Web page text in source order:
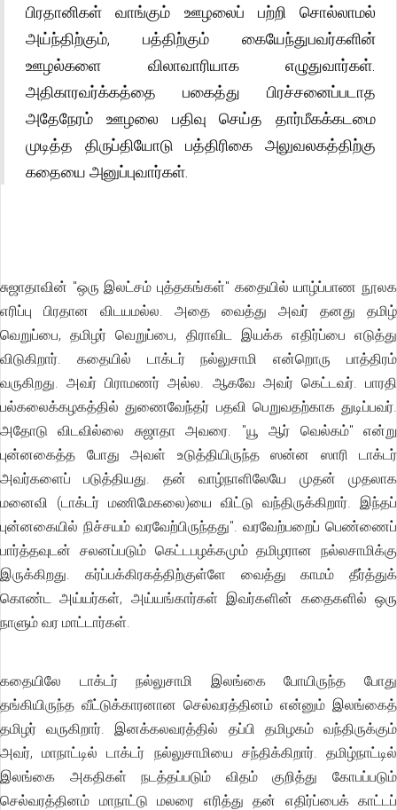
பிரதானிகள் வாங்கும் ஊழலைப் பற்றி சொல்லாமல்
அய்ந்திற்கும், பத்திற்கும் கையேந்துபவர்களின்
ஊழல்களை விலாவாரியாக எழுதுவார்கள்.
அதிகாரவர்க்கத்தை பகைத்து பிரச்சனைப்படாத
அதேநேரம் ஊழலை பதிவு செய்த தார்மீகக்கடமை
முடித்த திருப்தியோடு பத்திரிகை அலுவலகத்திற்கு
கதையை அனுப்புவார்கள்.
சுஜாதாவின் "ஒரு இலட்சம் புத்தகங்கள்" கதையில் யாழ்ப்பாண நூலக
எரிப்பு பிரதான விடயமல்ல. அதை வைத்து அவர் தனது தமிழ்
வெறுப்பை, தமிழர் வெறுப்பை, திராவிட இயக்க எதிர்ப்பை எடுத்து
விடுகிறார். கதையில் டாக்டர் நல்லுசாமி என்றொரு பாத்திரம்
வருகிறது. அவர் பிராமணர் அல்ல. ஆகவே அவர் கெட்டவர். பாரதி
பல்கலைக்கழகத்தில் துணைவேந்தர் பதவி பெறுவதற்காக துடிப்பவர்.
அதோடு விடவில்லை சுஜாதா அவரை. "யூ ஆர் வெல்கம்" என்று
புன்னகைத்த போது அவள் உடுத்தியிருந்த ஸன்ன ஸாரி டாக்டர்
அவர்களைப் படுத்தியது. தன் வாழ்நாளிலேயே முதன் முதலாக
மனைவி (டாக்டர் மணிமேகலை)யை விட்டு வந்திருக்கிறார். இந்தப்
புன்னகையில் நிச்சயம் வரவேற்பிருந்தது". வரவேற்பறைப் பெண்ணைப்
பார்த்தவுடன் சலனப்படும் கெட்டபழக்கமும் தமிழரான நல்லசாமிக்கு
இருக்கிறது. கர்ப்பக்கிரகத்திற்குள்ளே வைத்து காமம் தீர்த்துக்
கொண்ட அய்யர்கள், அய்யங்கார்கள் இவர்களின் கதைகளில் ஒரு
நாளும் வர மாட்டார்கள்.
கதையிலே டாக்டர் நல்லுசாமி இலங்கை போயிருந்த போது
தங்கியிருந்த வீட்டுக்காரனான செல்வரத்தினம் என்னும் இலங்கைத்
தமிழர் வருகிறார். இனக்கலவரத்தில் தப்பி தமிழகம் வந்திருக்கும்
அவர், மாநாட்டில் டாக்டர் நல்லுசாமியை சந்திக்கிறார். தமிழ்நாட்டில்
இலங்கை அகதிகள் நடத்தப்படும் விதம் குறித்து கோபப்படும்
செல்வரத்தினம் மாநாட்டு மலரை எரித்து தன் எதிர்ப்பைக் காட்டப்